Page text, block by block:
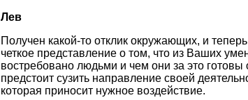
Лев
Получен какой-то отклик окружающих, и
четкое представление о том, что из Ваших
востребовано людьми и чем они за это готовы
предстоит сузить направление своей
которая приносит нужное воздействие.